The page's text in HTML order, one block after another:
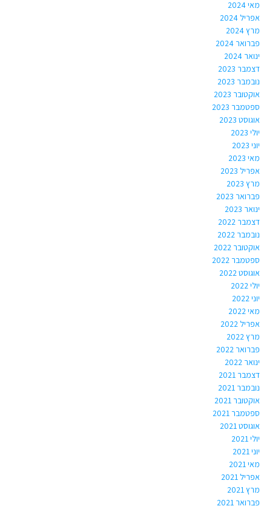
מאי 2024
אפריל 2024
מרץ 2024
פברואר 2024
ינואר 2024
דצמבר 2023
נובמבר 2023
אוקטובר 2023
ספטמבר 2023
אוגוסט 2023
יולי 2023
יוני 2023
מאי 2023
אפריל 2023
מרץ 2023
פברואר 2023
ינואר 2023
דצמבר 2022
נובמבר 2022
אוקטובר 2022
ספטמבר 2022
אוגוסט 2022
יולי 2022
יוני 2022
מאי 2022
אפריל 2022
מרץ 2022
פברואר 2022
ינואר 2022
דצמבר 2021
נובמבר 2021
אוקטובר 2021
ספטמבר 2021
אוגוסט 2021
יולי 2021
יוני 2021
מאי 2021
אפריל 2021
מרץ 2021
פברואר 2021